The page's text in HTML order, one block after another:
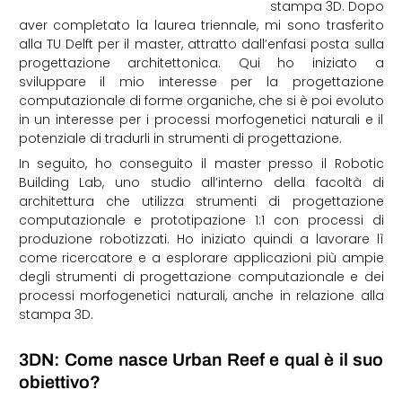
stampa 3D. Dopo
aver completato la laurea triennale, mi sono trasferito
alla TU Delft per il master, attratto dall’enfasi posta sulla
progettazione architettonica. Qui ho iniziato a
sviluppare il mio interesse per la progettazione
computazionale di forme organiche, che si è poi evoluto
in un interesse per i processi morfogenetici naturali e il
potenziale di tradurli in strumenti di progettazione.
In seguito, ho conseguito il master presso il Robotic
Building Lab, uno studio all’interno della facoltà di
architettura che utilizza strumenti di progettazione
computazionale e prototipazione 1:1 con processi di
produzione robotizzati. Ho iniziato quindi a lavorare lì
come ricercatore e a esplorare applicazioni più ampie
degli strumenti di progettazione computazionale e dei
processi morfogenetici naturali, anche in relazione alla
stampa 3D.
3DN: Come nasce Urban Reef e qual è il suo
obiettivo?